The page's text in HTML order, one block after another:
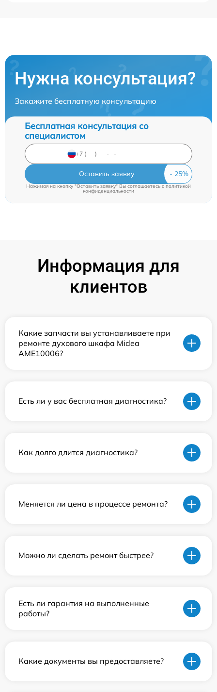
Нужна консультация?
Закажите бесплатную консультацию
Бесплатная консультация со
специалистом
Оставить заявку
Нажимая на кнопку "Оставить заявку" Вы соглашаетесь cполитикой
конфиденциальности
Информация для
клиентов
Какие запчасти вы устанавливаете при
ремонте духового шкафа Midea
AME10006?
Есть ли у вас бесплатная диагностика?
Как долго длится диагностика?
Меняется ли цена в процессе ремонта?
Можно ли сделать ремонт быстрее?
Есть ли гарантия на выполненные
работы?
Какие документы вы предоставляете?